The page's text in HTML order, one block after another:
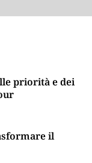
priorità e dei
il